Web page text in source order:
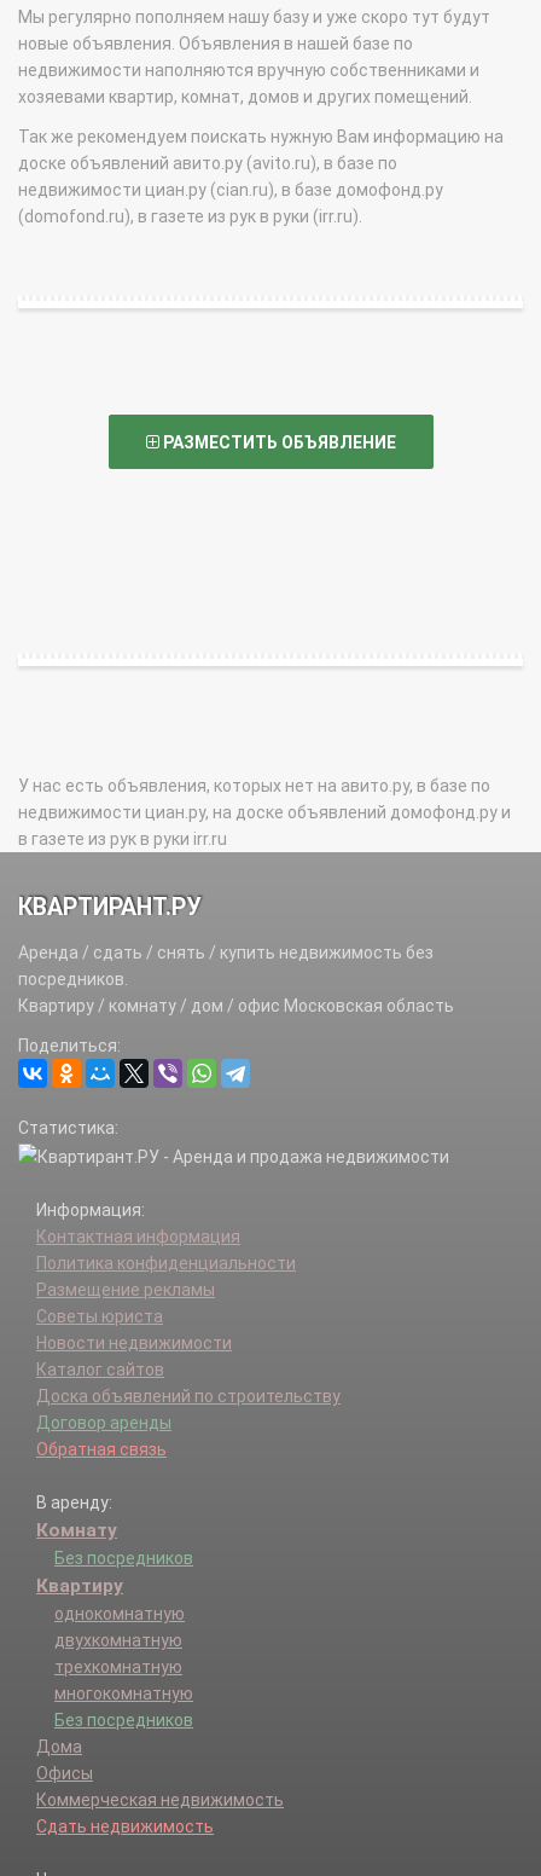
Мы регулярно пополняем нашу базу и уже скоро тут будут
новые объявления. Объявления в нашей базе по
недвижимости наполняются вручную собственниками и
хозяевами квартир, комнат, домов и других помещений.
Так же рекомендуем поискать нужную Вам информацию на
доске объявлений авито.ру (avito.ru), в базе по
недвижимости циан.ру (cian.ru), в базе домофонд.ру
(domofond.ru), в газете из рук в руки (irr.ru).
РАЗМЕСТИТЬ ОБЪЯВЛЕНИЕ
У нас есть объявления, которых нет на авито.ру, в базе по
недвижимости циан.ру, на доске объявлений домофонд.ру и
в газете из рук в руки irr.ru
КВАРТИРАНТ.РУ
Аренда / сдать / снять / купить недвижимость без
посредников.
Квартиру / комнату / дом / офис Московская область
Поделиться:
Статистика:
Информация:
Контактная информация
Политика конфиденциальности
Размещение рекламы
Советы юриста
Новости недвижимости
Каталог сайтов
Доска объявлений по строительству
Договор аренды
Обратная связь
В аренду:
Комнату
Без посредников
Квартиру
однокомнатную
двухкомнатную
трехкомнатную
многокомнатную
Без посредников
Дома
Офисы
Коммерческая недвижимость
Сдать недвижимость